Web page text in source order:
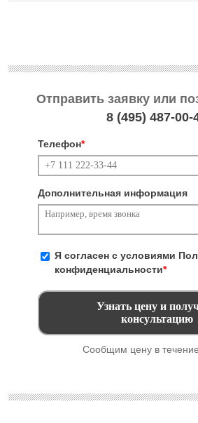
Отправить заявку или
8 (495) 487-00-
Телефон*
Дополнительная информация
Я согласен с условиями
конфиденциальности*
Сообщим цену в